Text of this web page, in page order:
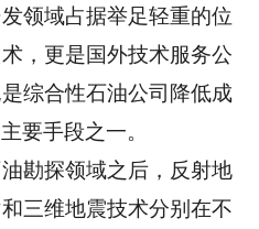
领域占据举足轻重的位
，更是国外技术服务公
综合性石油公司降低成
要手段之一。
勘探领域之后，反射地
三维地震技术分别在不